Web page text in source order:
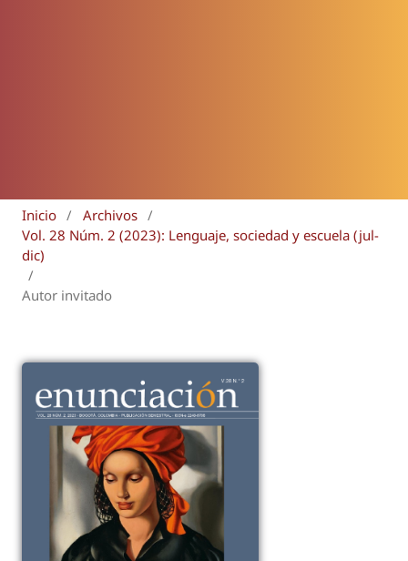
Inicio / Archivos /
Vol. 28 Núm. 2 (2023): Lenguaje, sociedad y escuela (jul-
dic)
/
Autor invitado